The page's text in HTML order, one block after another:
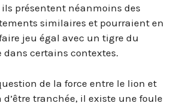
ils présentent néanmoins des
similaires et pourraient en
jeu égal avec un tigre du
dans certains contextes.
de la force entre le lion et
tranchée, il existe une foule